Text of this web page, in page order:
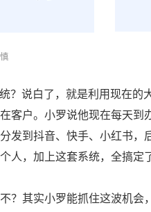
？说白了，就是利用现在
客户。小罗说他现在每天
发到抖音、快手、小红书
人，加上这套系统，全搞
？其实小罗能抓住这波机会